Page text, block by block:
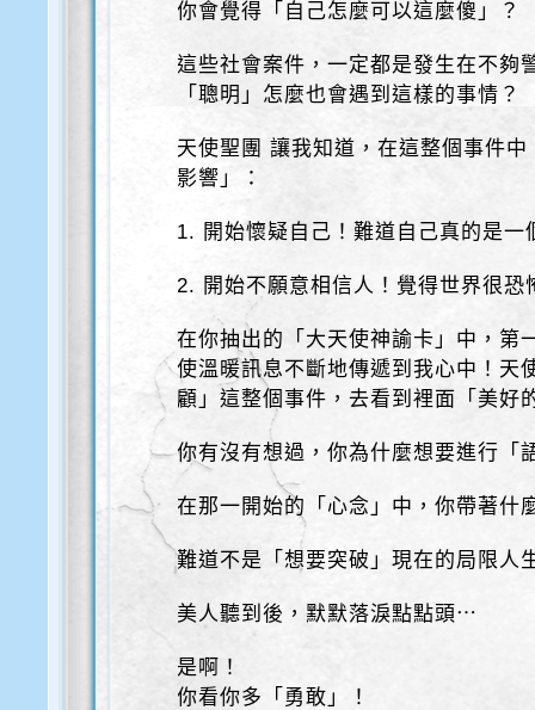
你會覺得「自己怎麼可以這麼傻」？
這些社會案件，一定都是發生在不夠
「聰明」怎麼也會遇到這樣的事情？
天使聖團 讓我知道，在這整個事件
影響」：
1. 開始懷疑自己！難道自己真的是一
2. 開始不願意相信人！覺得世界很
在你抽出的「大天使神諭卡」中，第
使溫暖訊息不斷地傳遞到我心中！天
顧」這整個事件，去看到裡面「美好
你有沒有想過，你為什麼想要進行「
在那一開始的「心念」中，你帶著什
難道不是「想要突破」現在的局限人
美人聽到後，默默落淚點點頭⋯
是啊！
你看你多「勇敢」！